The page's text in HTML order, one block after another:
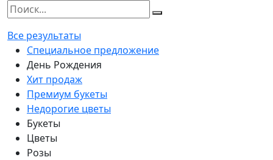
Все результаты
Специальное предложение
День Рождения
Хит продаж
Премиум букеты
Недорогие цветы
Букеты
Цветы
Розы